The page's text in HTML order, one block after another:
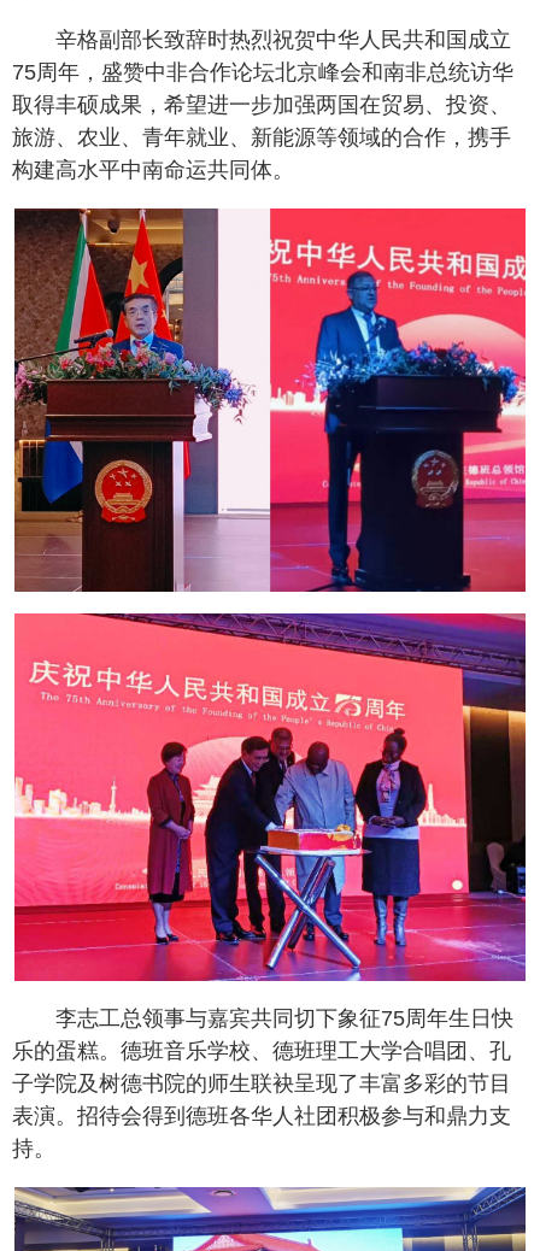
辛格副部长致辞时热烈祝贺中华人民共和国成立
75周年，盛赞中非合作论坛北京峰会和南非总统访华
取得丰硕成果，希望进一步加强两国在贸易、投资、
旅游、农业、青年就业、新能源等领域的合作，携手
构建高水平中南命运共同体。
李志工总领事与嘉宾共同切下象征75周年生日快
乐的蛋糕。德班音乐学校、德班理工大学合唱团、孔
子学院及树德书院的师生联袂呈现了丰富多彩的节目
表演。招待会得到德班各华人社团积极参与和鼎力支
持。